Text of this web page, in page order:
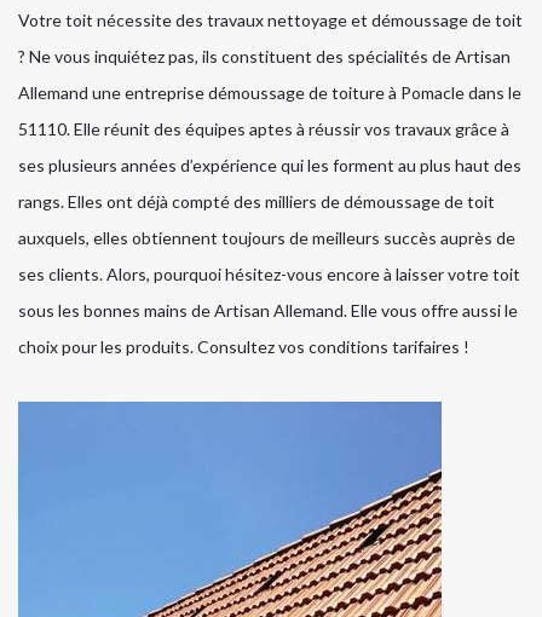
Votre toit nécessite des travaux nettoyage et démoussage de toit
? Ne vous inquiétez pas, ils constituent des spécialités de Artisan
Allemand une entreprise démoussage de toiture à Pomacle dans le
51110. Elle réunit des équipes aptes à réussir vos travaux grâce à
ses plusieurs années d’expérience qui les forment au plus haut des
rangs. Elles ont déjà compté des milliers de démoussage de toit
auxquels, elles obtiennent toujours de meilleurs succès auprès de
ses clients. Alors, pourquoi hésitez-vous encore à laisser votre toit
sous les bonnes mains de Artisan Allemand. Elle vous offre aussi le
choix pour les produits. Consultez vos conditions tarifaires !